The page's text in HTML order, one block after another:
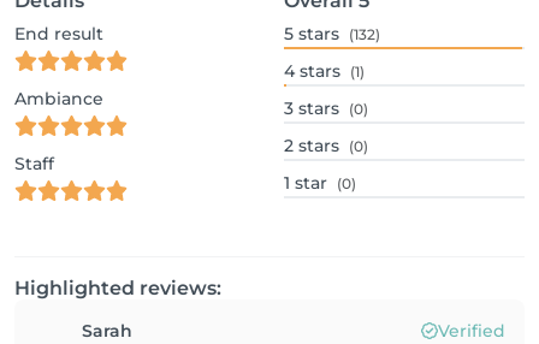
End result
Ambiance
Staff
5 stars (132)
4 stars (1)
3 stars (0)
2 stars (0)
1 star (0)
Highlighted reviews:
Sarah Verified